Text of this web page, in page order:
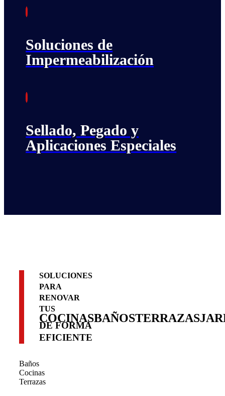
Soluciones de
Impermeabilización
Sellado, Pegado y
Aplicaciones Especiales
SOLUCIONES
PARA
RENOVAR
TUS
COCINASBAÑOSTERRAZAS
DE FORMA
EFICIENTE
Baños
Cocinas
Terrazas